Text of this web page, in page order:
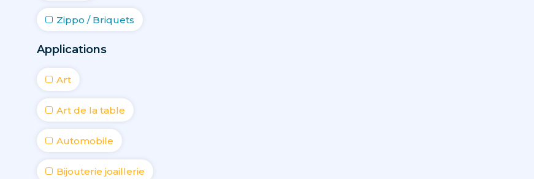
Zippo / Briquets
Applications
Art
Art de la table
Automobile
Bijouterie joaillerie